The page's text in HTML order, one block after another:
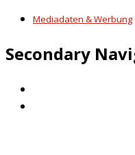
Mediadaten & Werbung
Secondary